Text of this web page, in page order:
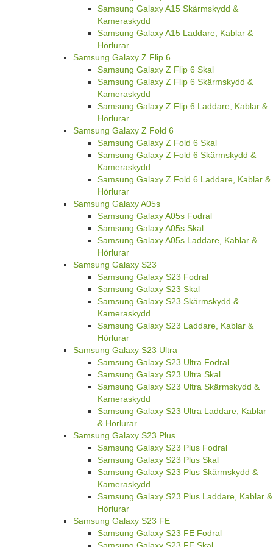
Samsung Galaxy A15 Skärmskydd &
Kameraskydd
Samsung Galaxy A15 Laddare, Kablar &
Hörlurar
Samsung Galaxy Z Flip 6
Samsung Galaxy Z Flip 6 Skal
Samsung Galaxy Z Flip 6 Skärmskydd &
Kameraskydd
Samsung Galaxy Z Flip 6 Laddare, Kablar &
Hörlurar
Samsung Galaxy Z Fold 6
Samsung Galaxy Z Fold 6 Skal
Samsung Galaxy Z Fold 6 Skärmskydd &
Kameraskydd
Samsung Galaxy Z Fold 6 Laddare, Kablar &
Hörlurar
Samsung Galaxy A05s
Samsung Galaxy A05s Fodral
Samsung Galaxy A05s Skal
Samsung Galaxy A05s Laddare, Kablar &
Hörlurar
Samsung Galaxy S23
Samsung Galaxy S23 Fodral
Samsung Galaxy S23 Skal
Samsung Galaxy S23 Skärmskydd &
Kameraskydd
Samsung Galaxy S23 Laddare, Kablar &
Hörlurar
Samsung Galaxy S23 Ultra
Samsung Galaxy S23 Ultra Fodral
Samsung Galaxy S23 Ultra Skal
Samsung Galaxy S23 Ultra Skärmskydd &
Kameraskydd
Samsung Galaxy S23 Ultra Laddare, Kablar
& Hörlurar
Samsung Galaxy S23 Plus
Samsung Galaxy S23 Plus Fodral
Samsung Galaxy S23 Plus Skal
Samsung Galaxy S23 Plus Skärmskydd &
Kameraskydd
Samsung Galaxy S23 Plus Laddare, Kablar &
Hörlurar
Samsung Galaxy S23 FE
Samsung Galaxy S23 FE Fodral
Samsung Galaxy S23 FE Skal